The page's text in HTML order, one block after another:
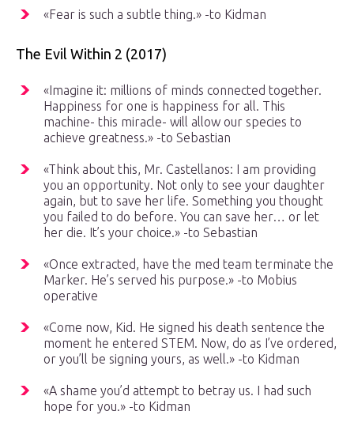
«Fear is such a subtle thing.» -to Kidman
The Evil Within 2 (2017)
«Imagine it: millions of minds connected together.
Happiness for one is happiness for all. This
machine- this miracle- will allow our species to
achieve greatness.» -to Sebastian
«Think about this, Mr. Castellanos: I am providing
you an opportunity. Not only to see your daughter
again, but to save her life. Something you thought
you failed to do before. You can save her… or let
her die. It’s your choice.» -to Sebastian
«Once extracted, have the med team terminate the
Marker. He’s served his purpose.» -to Mobius
operative
«Come now, Kid. He signed his death sentence the
moment he entered STEM. Now, do as I’ve ordered,
or you’ll be signing yours, as well.» -to Kidman
«A shame you’d attempt to betray us. I had such
hope for you.» -to Kidman